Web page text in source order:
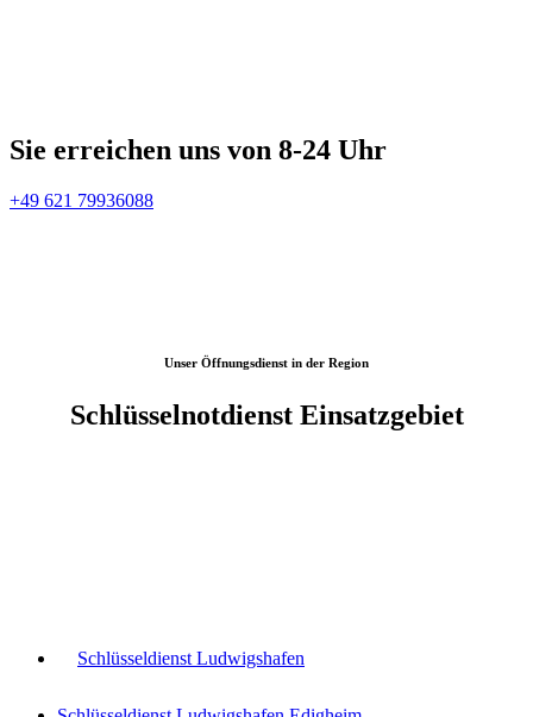
Sie erreichen uns von 8-24 Uhr
+49 621 79936088
Unser Öffnungsdienst in der Region
Schlüsselnotdienst Einsatzgebiet
Schlüsseldienst Ludwigshafen